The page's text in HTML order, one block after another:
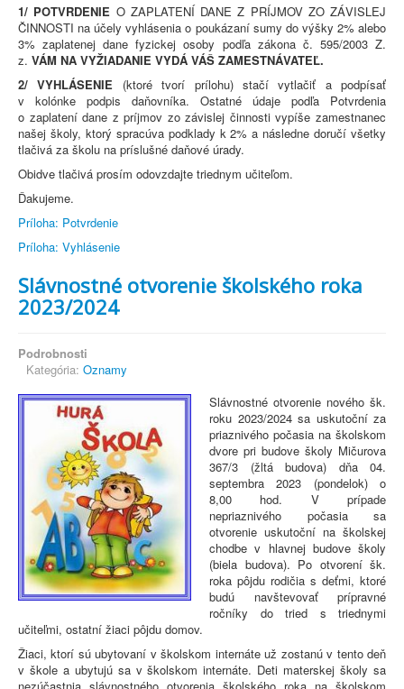
1/ POTVRDENIE O ZAPLATENÍ DANE Z PRÍJMOV ZO ZÁVISLEJ
ČINNOSTI na účely vyhlásenia o poukázaní sumy do výšky 2% alebo
3% zaplatenej dane fyzickej osoby podľa zákona č. 595/2003 Z.
z. VÁM NA VYŽIADANIE VYDÁ VÁŠ ZAMESTNÁVATEĽ.
2/ VYHLÁSENIE (ktoré tvorí prílohu) stačí vytlačiť a podpísať
v kolónke podpis daňovníka. Ostatné údaje podľa Potvrdenia
o zaplatení dane z príjmov zo závislej činnosti vypíše zamestnanec
našej školy, ktorý spracúva podklady k 2% a následne doručí všetky
tlačivá za školu na príslušné daňové úrady.
Obidve tlačivá prosím odovzdajte triednym učiteľom.
Ďakujeme.
Príloha: Potvrdenie
Príloha: Vyhlásenie
Slávnostné otvorenie školského roka
2023/2024
Podrobnosti
Kategória: Oznamy
Slávnostné otvorenie nového šk.
roku 2023/2024 sa uskutoční za
priaznivého počasia na školskom
dvore pri budove školy Mičurova
367/3 (žltá budova) dňa 04.
septembra 2023 (pondelok) o
8,00 hod. V prípade
nepriaznivého počasia sa
otvorenie uskutoční na školskej
chodbe v hlavnej budove školy
(biela budova). Po otvorení šk.
roka pôjdu rodičia s deťmi, ktoré
budú navštevovať prípravné
ročníky do tried s triednymi
učiteľmi, ostatní žiaci pôjdu domov.
Žiaci, ktorí sú ubytovaní v školskom internáte už zostanú v tento deň
v škole a ubytujú sa v školskom internáte. Deti materskej školy sa